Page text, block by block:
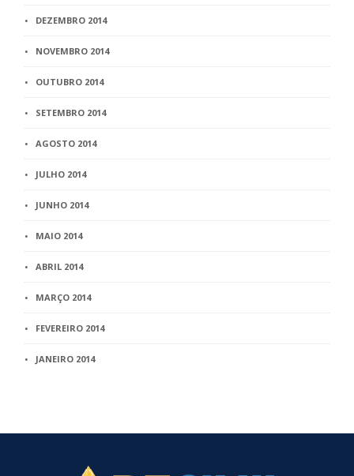
DEZEMBRO 2014
NOVEMBRO 2014
OUTUBRO 2014
SETEMBRO 2014
AGOSTO 2014
JULHO 2014
JUNHO 2014
MAIO 2014
ABRIL 2014
MARÇO 2014
FEVEREIRO 2014
JANEIRO 2014